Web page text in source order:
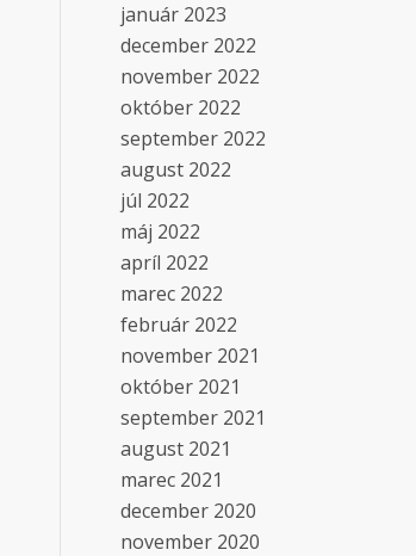
január 2023
december 2022
november 2022
október 2022
september 2022
august 2022
júl 2022
máj 2022
apríl 2022
marec 2022
február 2022
november 2021
október 2021
september 2021
august 2021
marec 2021
december 2020
november 2020